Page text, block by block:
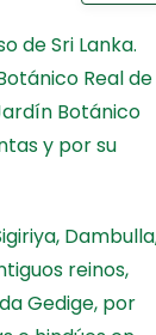
de Sri Lanka.
Real de
Botánico
y por su
reinos,
Gedige, por